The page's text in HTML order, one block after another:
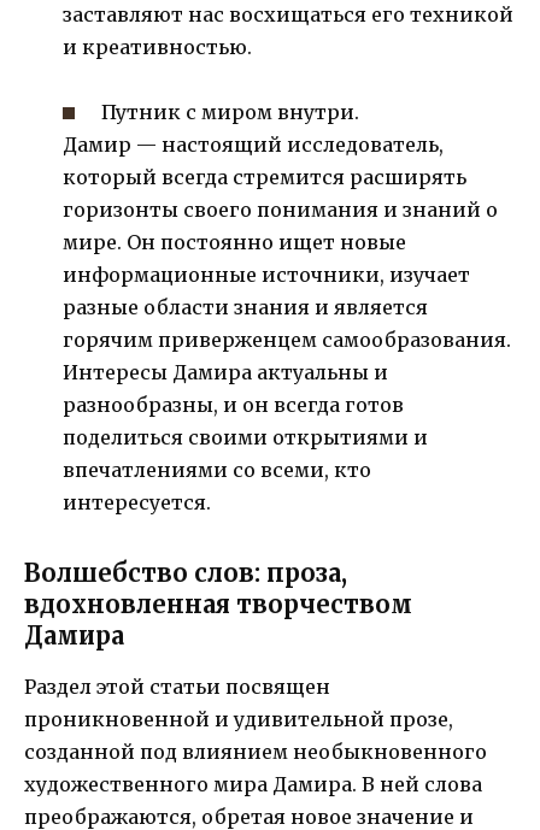
заставляют нас восхищаться его техникой
и креативностью.
Путник с миром внутри.
Дамир — настоящий исследователь,
который всегда стремится расширять
горизонты своего понимания и знаний о
мире. Он постоянно ищет новые
информационные источники, изучает
разные области знания и является
горячим приверженцем самообразования.
Интересы Дамира актуальны и
разнообразны, и он всегда готов
поделиться своими открытиями и
впечатлениями со всеми, кто
интересуется.
Волшебство слов: проза,
вдохновленная творчеством
Дамира
Раздел этой статьи посвящен
проникновенной и удивительной прозе,
созданной под влиянием необыкновенного
художественного мира Дамира. В ней слова
преображаются, обретая новое значение и